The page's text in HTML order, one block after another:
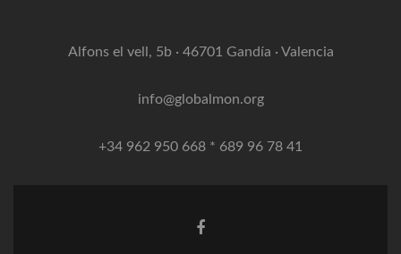
Alfons el vell, 5b · 46701 Gandía · Valencia
info@globalmon.org
+34 962 950 668 * 689 96 78 41
Enlace